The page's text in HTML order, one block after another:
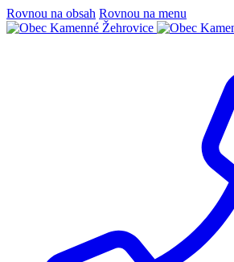
Rovnou na obsah Rovnou na menu